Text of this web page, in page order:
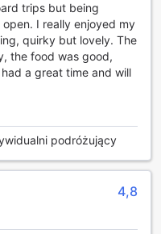
tereny Surrey,
odkrywania
tego, czy planujesz
te szlaki zapewnią Ci
The Talbot Inn to
w harmonijną całość,
dla każdego
i Wygoda
dla osób
swojego
usługi pralni oraz
trips but being
I really enjoyed my
quirky but lovely. The
the food was good,
a great time and will
podróżujący
4,8